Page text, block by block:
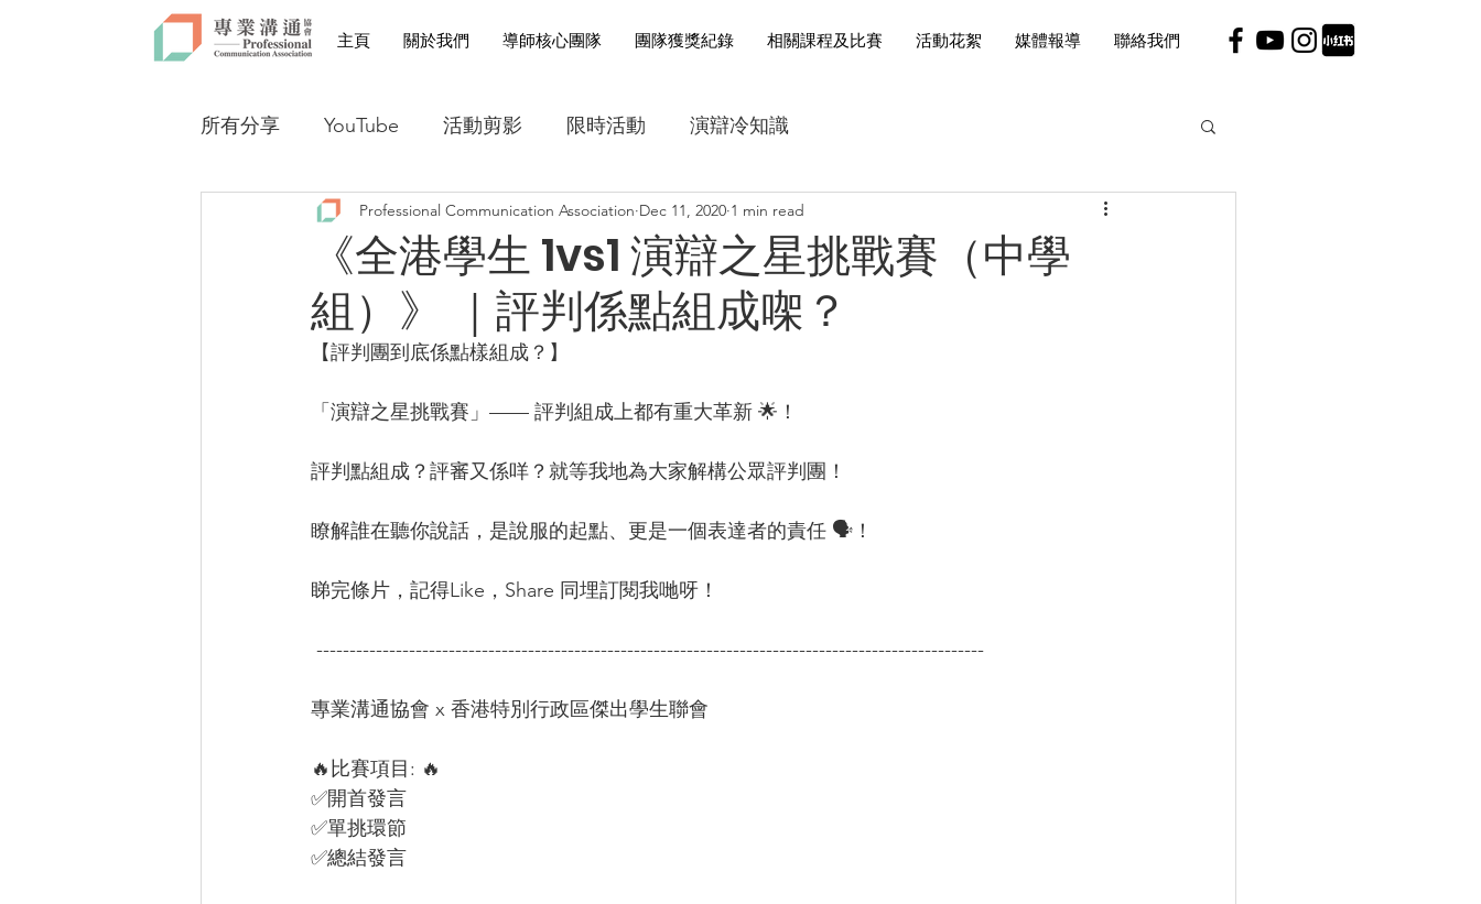
主頁 關於我們 導師核心團隊 團隊獲獎紀錄 相關課程及比賽 活動花絮 媒體報導 聯絡我們
所有分享 YouTube 活動剪影 限時活動 演辯冷知識
全港學生 1vs1 演辯之星挑戰賽（中學組）比賽資訊 課程資訊
《全港學生 1vs1 演辯之星挑戰賽（中學
組）》 ｜評判係點組成㗎？
Professional Communication Association Dec 11, 2020 1 min read
【評判團到底係點樣組成？】
「演辯之星挑戰賽」—— 評判組成上都有重大革新 🌟！
評判點組成？評審又係咩？就等我地為大家解構公眾評判團！
瞭解誰在聽你說話，是說服的起點、更是一個表達者的責任 🗣！
睇完條片，記得Like，Share 同埋訂閱我哋呀！
-----------------------------------------------------------------------------------------------------
專業溝通協會 x 香港特別行政區傑出學生聯會
🔥比賽項目: 🔥
✅開首發言
✅單挑環節
✅總結發言